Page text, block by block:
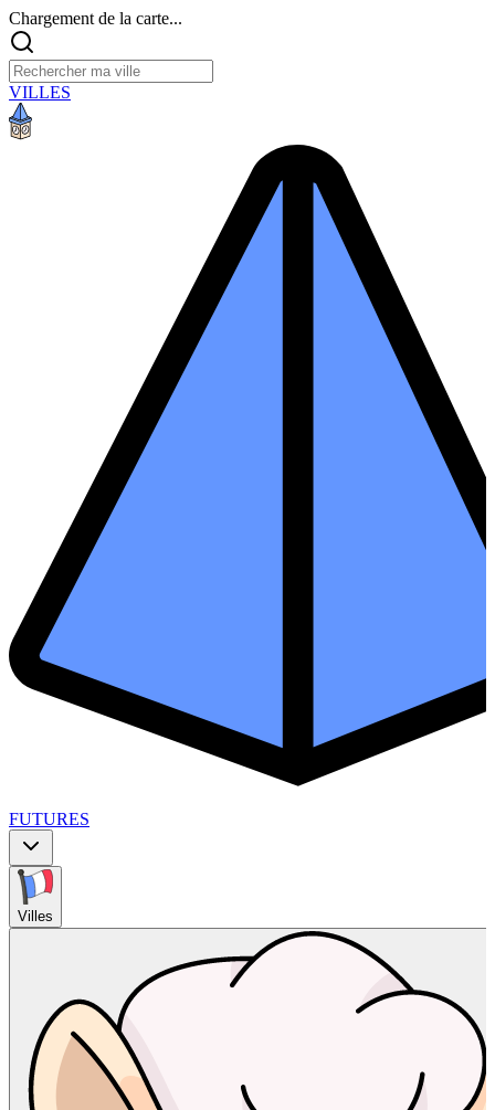
Chargement de la carte...
VILLES
FUTURES
Villes